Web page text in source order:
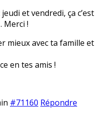
et vendredi, ça c’est
Merci !
mieux avec ta famille et
en tes amis !
#71160 Répondre